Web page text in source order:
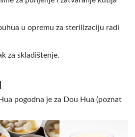
u opremu za sterilizaciju radi
za skladištenje.
pogodna je za Dou Hua (poznat